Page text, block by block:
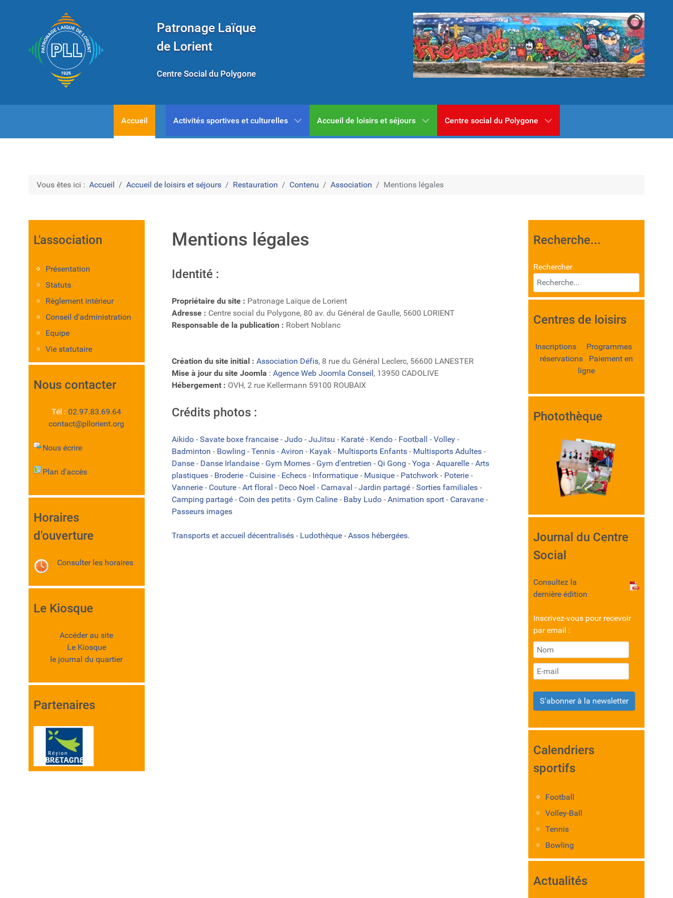
Patronage Laïque
de Lorient
Centre Social du Polygone
Accueil Activités sportives et culturelles Accueil de loisirs et séjours Centre social du Polygone
Vous êtes ici : Accueil Accueil de loisirs et séjours Restauration Contenu Association Mentions légales
L'association
Présentation
Statuts
Règlement intérieur
Conseil d'administration
Equipe
Vie statutaire
Nous contacter
Tél : 02.97.83.69.64
contact@pllorient.org
Nous écrire
Plan d'accès
Horaires
d'ouverture
Consulter les horaires
Le Kiosque
Accéder au site
Le Kiosque
le journal du quartier
Partenaires
Mentions légales
Identité :
Propriétaire du site : Patronage Laïque de Lorient
Adresse : Centre social du Polygone, 80 av. du Général de Gaulle, 5600 LORIENT
Responsable de la publication : Robert Noblanc
Création du site initial : Association Défis, 8 rue du Général Leclerc, 56600 LANESTER
Mise à jour du site Joomla : Agence Web Joomla Conseil , 13950 CADOLIVE
Hébergement : OVH, 2 rue Kellermann 59100 ROUBAIX
Crédits photos :
Aikido - Savate boxe francaise - Judo - JuJitsu - Karaté - Kendo - Football - Volley -
Badminton - Bowling - Tennis - Aviron - Kayak - Multisports Enfants - Multisports Adultes -
Danse - Danse Irlandaise - Gym Momes - Gym d'entretien - Qi Gong - Yoga - Aquarelle - Arts
plastiques - Broderie - Cuisine - Echecs - Informatique - Musique - Patchwork - Poterie -
Vannerie - Couture - Art floral - Deco Noel - Carnaval - Jardin partagé - Sorties familiales -
Camping partagé - Coin des petits - Gym Caline - Baby Ludo - Animation sport - Caravane -
Passeurs images
Transports et accueil décentralisés - Ludothèque - Assos hébergées.
Recherche...
Rechercher
Centres de loisirs
Inscriptions Programmes
réservations Paiement en
ligne
Photothèque
Journal du Centre
Social
Consultez la
dernière édition
Inscrivez-vous pour recevoir
par email :
S'abonner à la newsletter
Calendriers
sportifs
Football
Volley-Ball
Tennis
Bowling
Actualités